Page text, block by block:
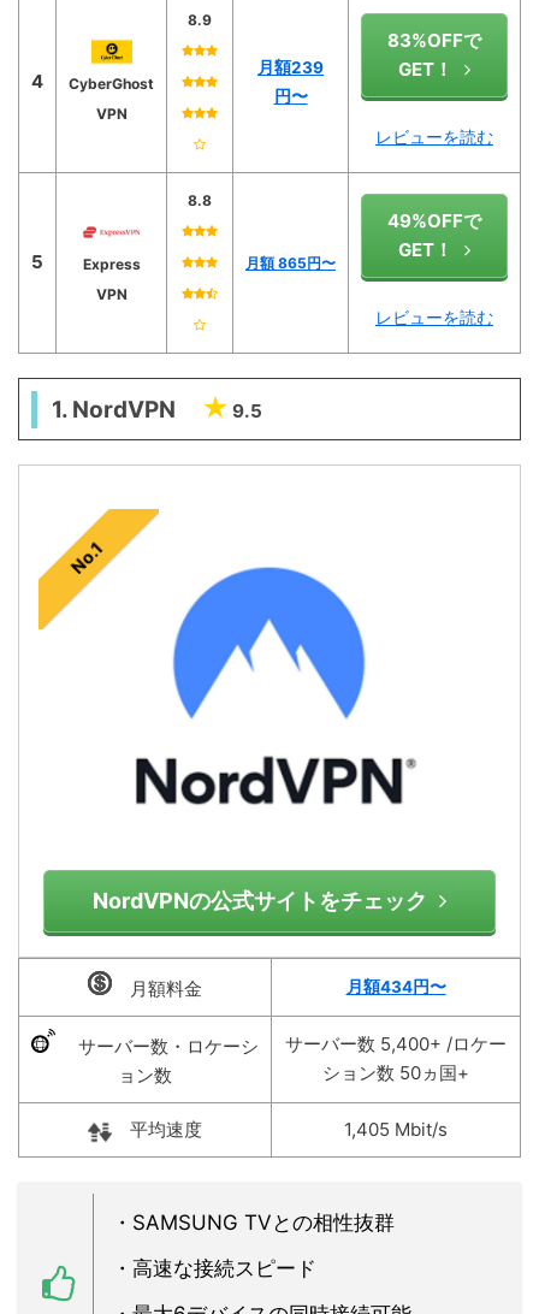
4
CyberGhost
VPN
8.9
月額239
円〜
83%OFFで
GET！
レビューを読む
5
Express
VPN
8.8
月額 865円〜
49%OFFで
GET！
レビューを読む
1. NordVPN 9.5
No.1
NordVPNの公式サイトをチェック
月額料金 月額434円〜
サーバー数・ロケーシ
ョン数
サーバー数 5,400+ /ロケー
ション数 50ヵ国+
平均速度 1,405 Mbit/s
・SAMSUNG TVとの相性抜群
・高速な接続スピード